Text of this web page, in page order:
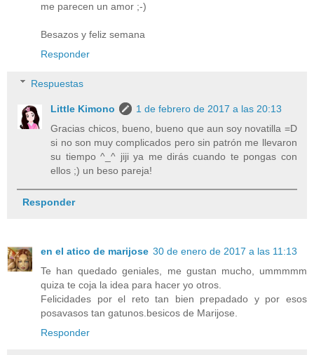
me parecen un amor ;-)
Besazos y feliz semana
Responder
Respuestas
Little Kimono
1 de febrero de 2017 a las 20:13
Gracias chicos, bueno, bueno que aun soy novatilla =D
si no son muy complicados pero sin patrón me llevaron
su tiempo ^_^ jiji ya me dirás cuando te pongas con
ellos ;) un beso pareja!
Responder
en el atico de marijose 30 de enero de 2017 a las 11:13
Te han quedado geniales, me gustan mucho, ummmmm
quiza te coja la idea para hacer yo otros.
Felicidades por el reto tan bien prepadado y por esos
posavasos tan gatunos.besicos de Marijose.
Responder